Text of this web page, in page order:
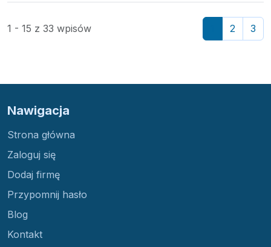
1 - 15 z 33 wpisów 2 3
Nawigacja
Strona główna
Zaloguj się
Dodaj firmę
Przypomnij hasło
Blog
Kontakt